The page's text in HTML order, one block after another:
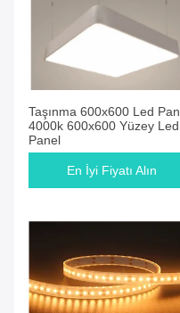
Taşınma 600x600 Led
4000k 600x600 Yüzey Led
Panel
En İyi Fiyatı Alın